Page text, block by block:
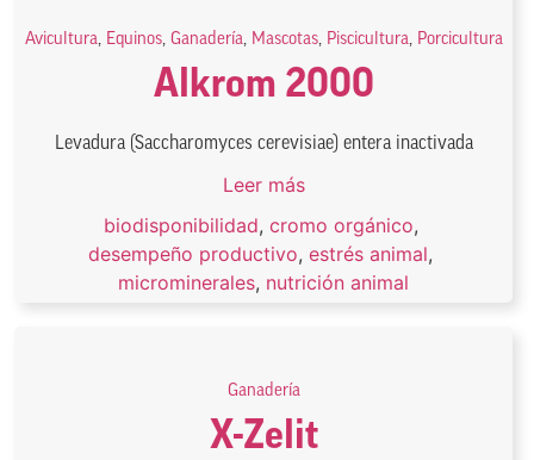
Avicultura, Equinos, Ganadería, Mascotas, Piscicultura, Porcicultura
Alkrom 2000
Levadura (Saccharomyces cerevisiae) entera inactivada
Leer más
biodisponibilidad, cromo orgánico,
desempeño productivo, estrés animal,
microminerales, nutrición animal
Ganadería
X-Zelit